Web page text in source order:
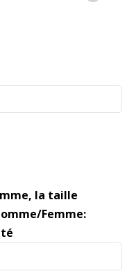
la taille
Femme: